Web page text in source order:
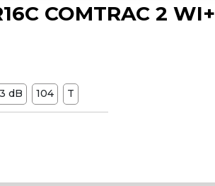
COMTRAC 2 WI+
dB 104 T